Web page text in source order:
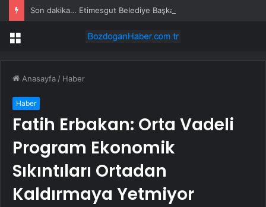
Menü
Anasayfa / Haber
Haber
Fatih Erbakan: Orta Vadeli
Program Ekonomik
Sıkıntıları Ortadan
Kaldırmaya Yetmiyor